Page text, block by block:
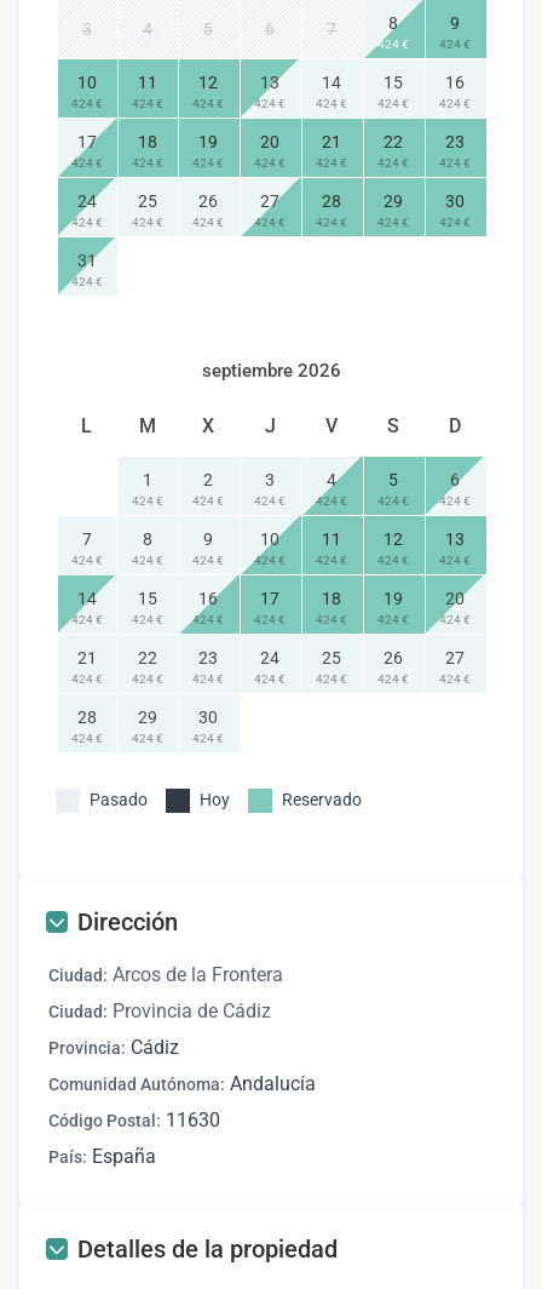
3 4 5 6 7 8
424 €
9
424 €
10
424 €
11
424 €
12
424 €
13
424 €
14
424 €
15
424 €
16
424 €
17
424 €
18
424 €
19
424 €
20
424 €
21
424 €
22
424 €
23
424 €
24
424 €
25
424 €
26
424 €
27
424 €
28
424 €
29
424 €
30
424 €
31
424 €
septiembre 2026
L M X J V S D
1
424 €
2
424 €
3
424 €
4
424 €
5
424 €
6
424 €
7
424 €
8
424 €
9
424 €
10
424 €
11
424 €
12
424 €
13
424 €
14
424 €
15
424 €
16
424 €
17
424 €
18
424 €
19
424 €
20
424 €
21
424 €
22
424 €
23
424 €
24
424 €
25
424 €
26
424 €
27
424 €
28
424 €
29
424 €
30
424 €
Pasado Hoy Reservado
Dirección
Ciudad: Arcos de la Frontera
Ciudad: Provincia de Cádiz
Provincia: Cádiz
Comunidad Autónoma: Andalucía
Código Postal: 11630
País: España
Detalles de la propiedad